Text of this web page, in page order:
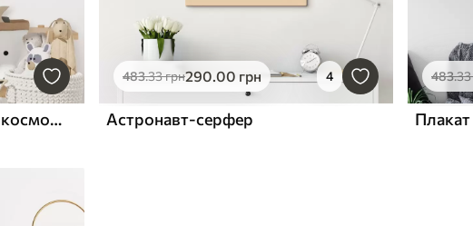
сюрреалістичний портрет космонавта в білому скафандрі
483.33грн290.00 грн 4
Астронавт-серфер
483.33